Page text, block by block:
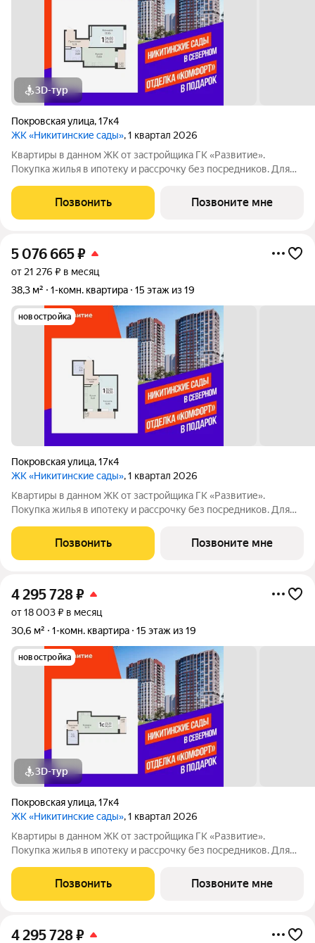
3D-тур
Покровская улица,17к4
ЖК «Никитинские сады», 1 квартал 2026
Квартиры в данном ЖК от застройщика ГК «Развитие».
Покупка жилья в ипотеку и рассрочку без посредников. Для
обращайтесь в отдел продаж застройщика.
Позвонить Позвоните мне
5 076 665₽
от 21 276 ₽ в месяц
38,3 м²
1-комн. квартира 15 этаж из 19
новостройка
Покровская улица,17к4
ЖК «Никитинские сады», 1 квартал 2026
Квартиры в данном ЖК от застройщика ГК «Развитие».
Покупка жилья в ипотеку и рассрочку без посредников. Для
обращайтесь в отдел продаж застройщика.
Позвонить Позвоните мне
4 295 728₽
от 18 003 ₽ в месяц
30,6 м²
1-комн. квартира 15 этаж из 19
новостройка
3D-тур
Покровская улица,17к4
ЖК «Никитинские сады», 1 квартал 2026
Квартиры в данном ЖК от застройщика ГК «Развитие».
Покупка жилья в ипотеку и рассрочку без посредников. Для
обращайтесь в отдел продаж застройщика.
Позвонить Позвоните мне
4 295 728₽